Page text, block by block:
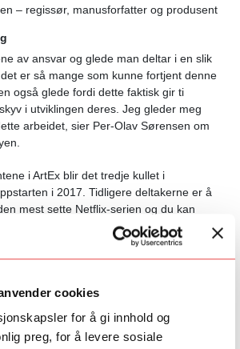
cookies
for å gi innhold og
preg, for å levere sosiale
– regissør, manusforfatter og produsent
av ansvar og glede man deltar i en slik
er så mange som kunne fortjent denne
også glede fordi dette faktisk gir ti
i utviklingen deres. Jeg gleder meg
arbeidet, sier Per-Olav Sørensen om
i ArtEx blir det tredje kullet i
i 2017. Tidligere deltakerne er å
mest sette Netflix-serien og du kan
på verdensberømte Bolsjojteatret. Du
på NRK, i urpremierer på Det
dirigentpodiet til symfoniorkestre nasjonalt
fra internasjonalt anerkjente
klippere, produsenter,
visuelle kunstnere og komponister. Og